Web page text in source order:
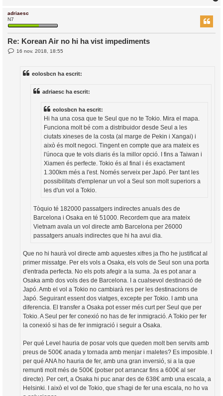
adriaesc
N7
Re: Korean Air no hi ha vist impediments
E16 nov. 2018, 18:55
eolosbcn ha escrit:
adriaesc ha escrit:
eolosbcn ha escrit:
Hi ha una cosa que te Seul que no te Tokio. Mira el mapa.
Funciona molt bé com a distribuidor desde Seul a les
ciutats xineses de la costa (al marge de Pekin i Xangai) i
això és molt negoci. Tingent en compte que ara mateix es
l'únoca que te vols diaris és la millor opció. I fins a Taiwan i
Xiamen és perfecte. Tokio és al final i és exactament
1.300km més a l'est. Només serveix per Japó. Per tant les
possibilitats d'emplenar un vol a Seul son molt superiors a
les d'un vol a Tokio.
Tòquio té 182000 passatgers indirectes anuals des de
Barcelona i Osaka en té 51000. Recordem que ara mateix
Vietnam avala un vol directe amb Barcelona per 26000
passatgers anuals indirectes que hi ha avui dia.
Que no hi haurà vol directe amb aquestes xifres ja t'ho he justificat al
primer missatge. Per els vols a Osaka, els vols de Seul son una porta
d'entrada perfecta. No els pots afegir a la suma. Ja es pot anar a
Osaka amb dos vols des de Barcelona. I a cualsevol destinació de
Japó. Amb el vol a Tokio no cambiarà res per les destinacions de
Japó. Seguirant essent dos viatges, excepte per Tokio. I amb una
diferencia. El transfer a Osaka pot esser més curt per Seul que per
Tokio. A Seul per fer conexió no has de fer inmigració. A Tokio per fer
la conexió si has de fer inmigració i seguir a Osaka.
Per qué Level hauria de posar vols que queden molt ben servits amb
preus de 500€ anada y tornada amb menjar i maletes? Es imposible. I
per qué ANA ho hauria de fer, amb una gran inversió, si a la que
remunti molt més de 500€ (potser pot arrancar fins a 600€ al ser
directe). Per cert, a Osaka hi puc anar des de 638€ amb una escala, a
Helsinki. I això el vol de Tokio, que s'hagi de fer una escala, no ho va